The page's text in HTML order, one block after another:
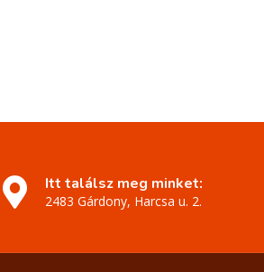
Itt találsz meg minket:
2483 Gárdony, Harcsa u. 2.